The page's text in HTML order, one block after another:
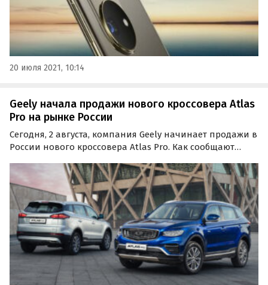
20 июля 2021, 10:14
Geely начала продажи нового кроссовера Atlas
Pro на рынке России
Сегодня, 2 августа, компания Geely начинает продажи в
России нового кроссовера Atlas Pro. Как сообщают
Atlas доступен россиянам в двух комплектациях
(Flagship и Flagship+) по цене 2 119 990 и 2 184 990…